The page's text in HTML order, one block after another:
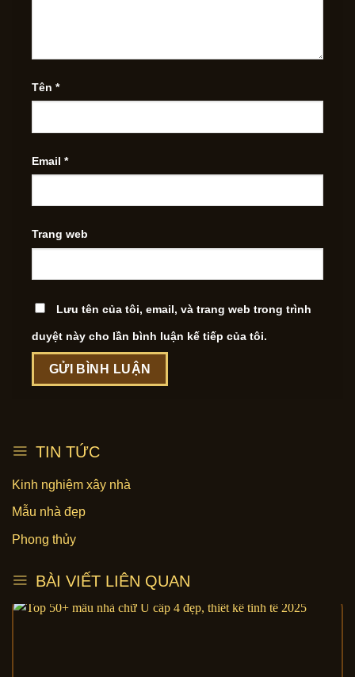
Tên *
Email *
Trang web
Lưu tên của tôi, email, và trang web trong trình
duyệt này cho lần bình luận kế tiếp của tôi.
TIN TỨC
Kinh nghiệm xây nhà
Mẫu nhà đẹp
Phong thủy
BÀI VIẾT LIÊN QUAN